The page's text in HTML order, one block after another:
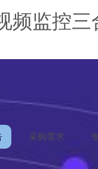
监控
采购需求